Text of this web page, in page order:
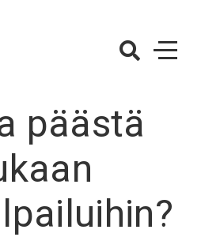
päästä